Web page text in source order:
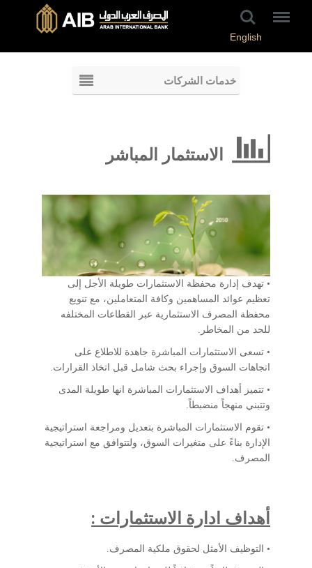
English
خدمات الشركات
الاستثمار المباشر
• تهدف إدارة محفظة الاستثمارات طويلة الأجل إلى
تعظيم عوائد المساهمين وكافة المتعاملين، مع تنويع
محفظة المصرف الاستثمارية عبر القطاعات المختلفه
للحد من المخاطر.
• تسعى الاستثمارات المباشرة جاهدة للاطلاع على
اتجاهات السوق وإجراء بحث شامل قبل اتخاذ القرارات.
• تتميز أهداف الاستثمارات المباشرة انها طويلة المدى
وتتبني منهجاً منضبطاً.
• تقوم الاستثمارات المباشرة بتعديل ومراجعة استراتيجية
الإدارة بناءً على متغيرات السوق، ولتتوافق مع استراتيجية
المصرف.
أهداف ادارة الاستثمارات :
• التوظيف الأمثل لحقوق ملكية المصرف.